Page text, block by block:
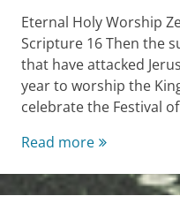
Eternal Holy Worship
Scripture 16 Then the
that have attacked
year to worship the
celebrate the Festival
Read moreLiving